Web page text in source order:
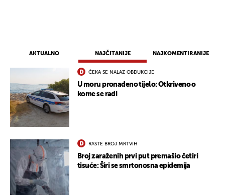
AKTUALNO NAJČITANIJE NAJKOMENTIRANIJE
ČEKA SE NALAZ OBDUKCIJE
U moru pronađeno tijelo: Otkriveno o
kome se radi
RASTE BROJ MRTVIH
Broj zaraženih prvi put premašio četiri
tisuće: Širi se smrtonosna epidemija
UKLJUČITE NOTIFIKACIJE